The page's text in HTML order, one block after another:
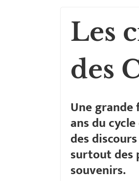
Les
des
Une grande
ans du
des
surtout des
souvenirs.